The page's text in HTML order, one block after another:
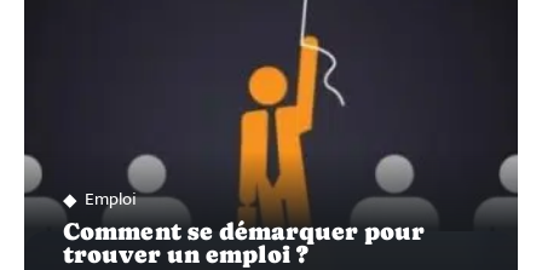
Emploi
Comment se démarquer pour
trouver un emploi ?